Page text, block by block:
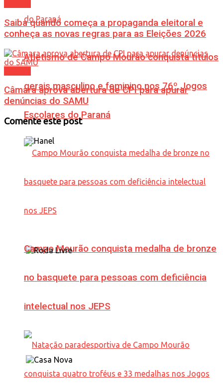
Atletismo de Campo Mourão conquista títulos
gerais masculino e feminino nos 76º Jogos
Escolares do Paraná
Campo Mourão conquista medalha de bronze
no basquete para pessoas com deficiência
intelectual nos JEPS
Saiba quando começa a propaganda eleitoral e
conheça as novas regras para as Eleições 2026
Câmara aprova abertura de CPI para apurar
denúncias do SAMU
Comente este post